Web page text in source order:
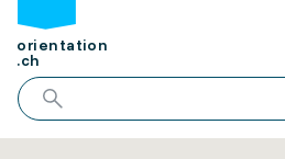
orientation
.ch